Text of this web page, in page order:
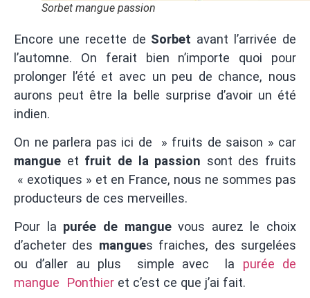
Sorbet mangue passion
Encore une recette de Sorbet avant l’arrivée de
l’automne. On ferait bien n’importe quoi pour
prolonger l’été et avec un peu de chance, nous
aurons peut être la belle surprise d’avoir un été
indien.
On ne parlera pas ici de » fruits de saison » car
mangue et fruit de la passion sont des fruits
« exotiques » et en France, nous ne sommes pas
producteurs de ces merveilles.
Pour la purée de manguevous aurez le choix
d’acheter des mangues fraiches, des surgelées
ou d’aller au plus simple avec la purée de
mangue Ponthier et c’est ce que j’ai fait.